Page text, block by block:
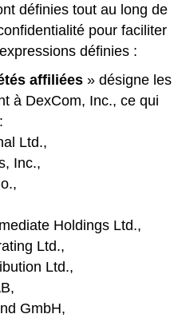
définies tout au long de
pour faciliter
définies :
affiliées » désigne les
à DexCom, Inc., ce qui
Ltd.,
Inc.,
Holdings Ltd.,
Ltd.,
Ltd.,
GmbH,